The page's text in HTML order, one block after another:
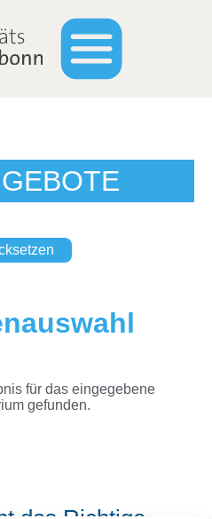
für das eingegebene
gefunden.